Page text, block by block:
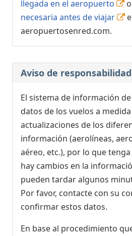
llegada en el aeropuerto
necesaria antes de viajar
aeropuertosenred.com.
Aviso de responsabilidad
El sistema de información
datos de los vuelos a
actualizaciones de los
información (aerolíneas,
aéreo, etc.), por lo que
hay cambios en la
pueden tardar algunos
Por favor, contacte con su
confirmar estos datos.
En base al procedimiento